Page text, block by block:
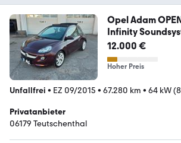
Opel Adam
Infinity
12.000 €
Hoher Preis
Unfallfrei • EZ 09/2015 • 67.280 km • 64 kW
Privatanbieter
06179 Teutschenthal